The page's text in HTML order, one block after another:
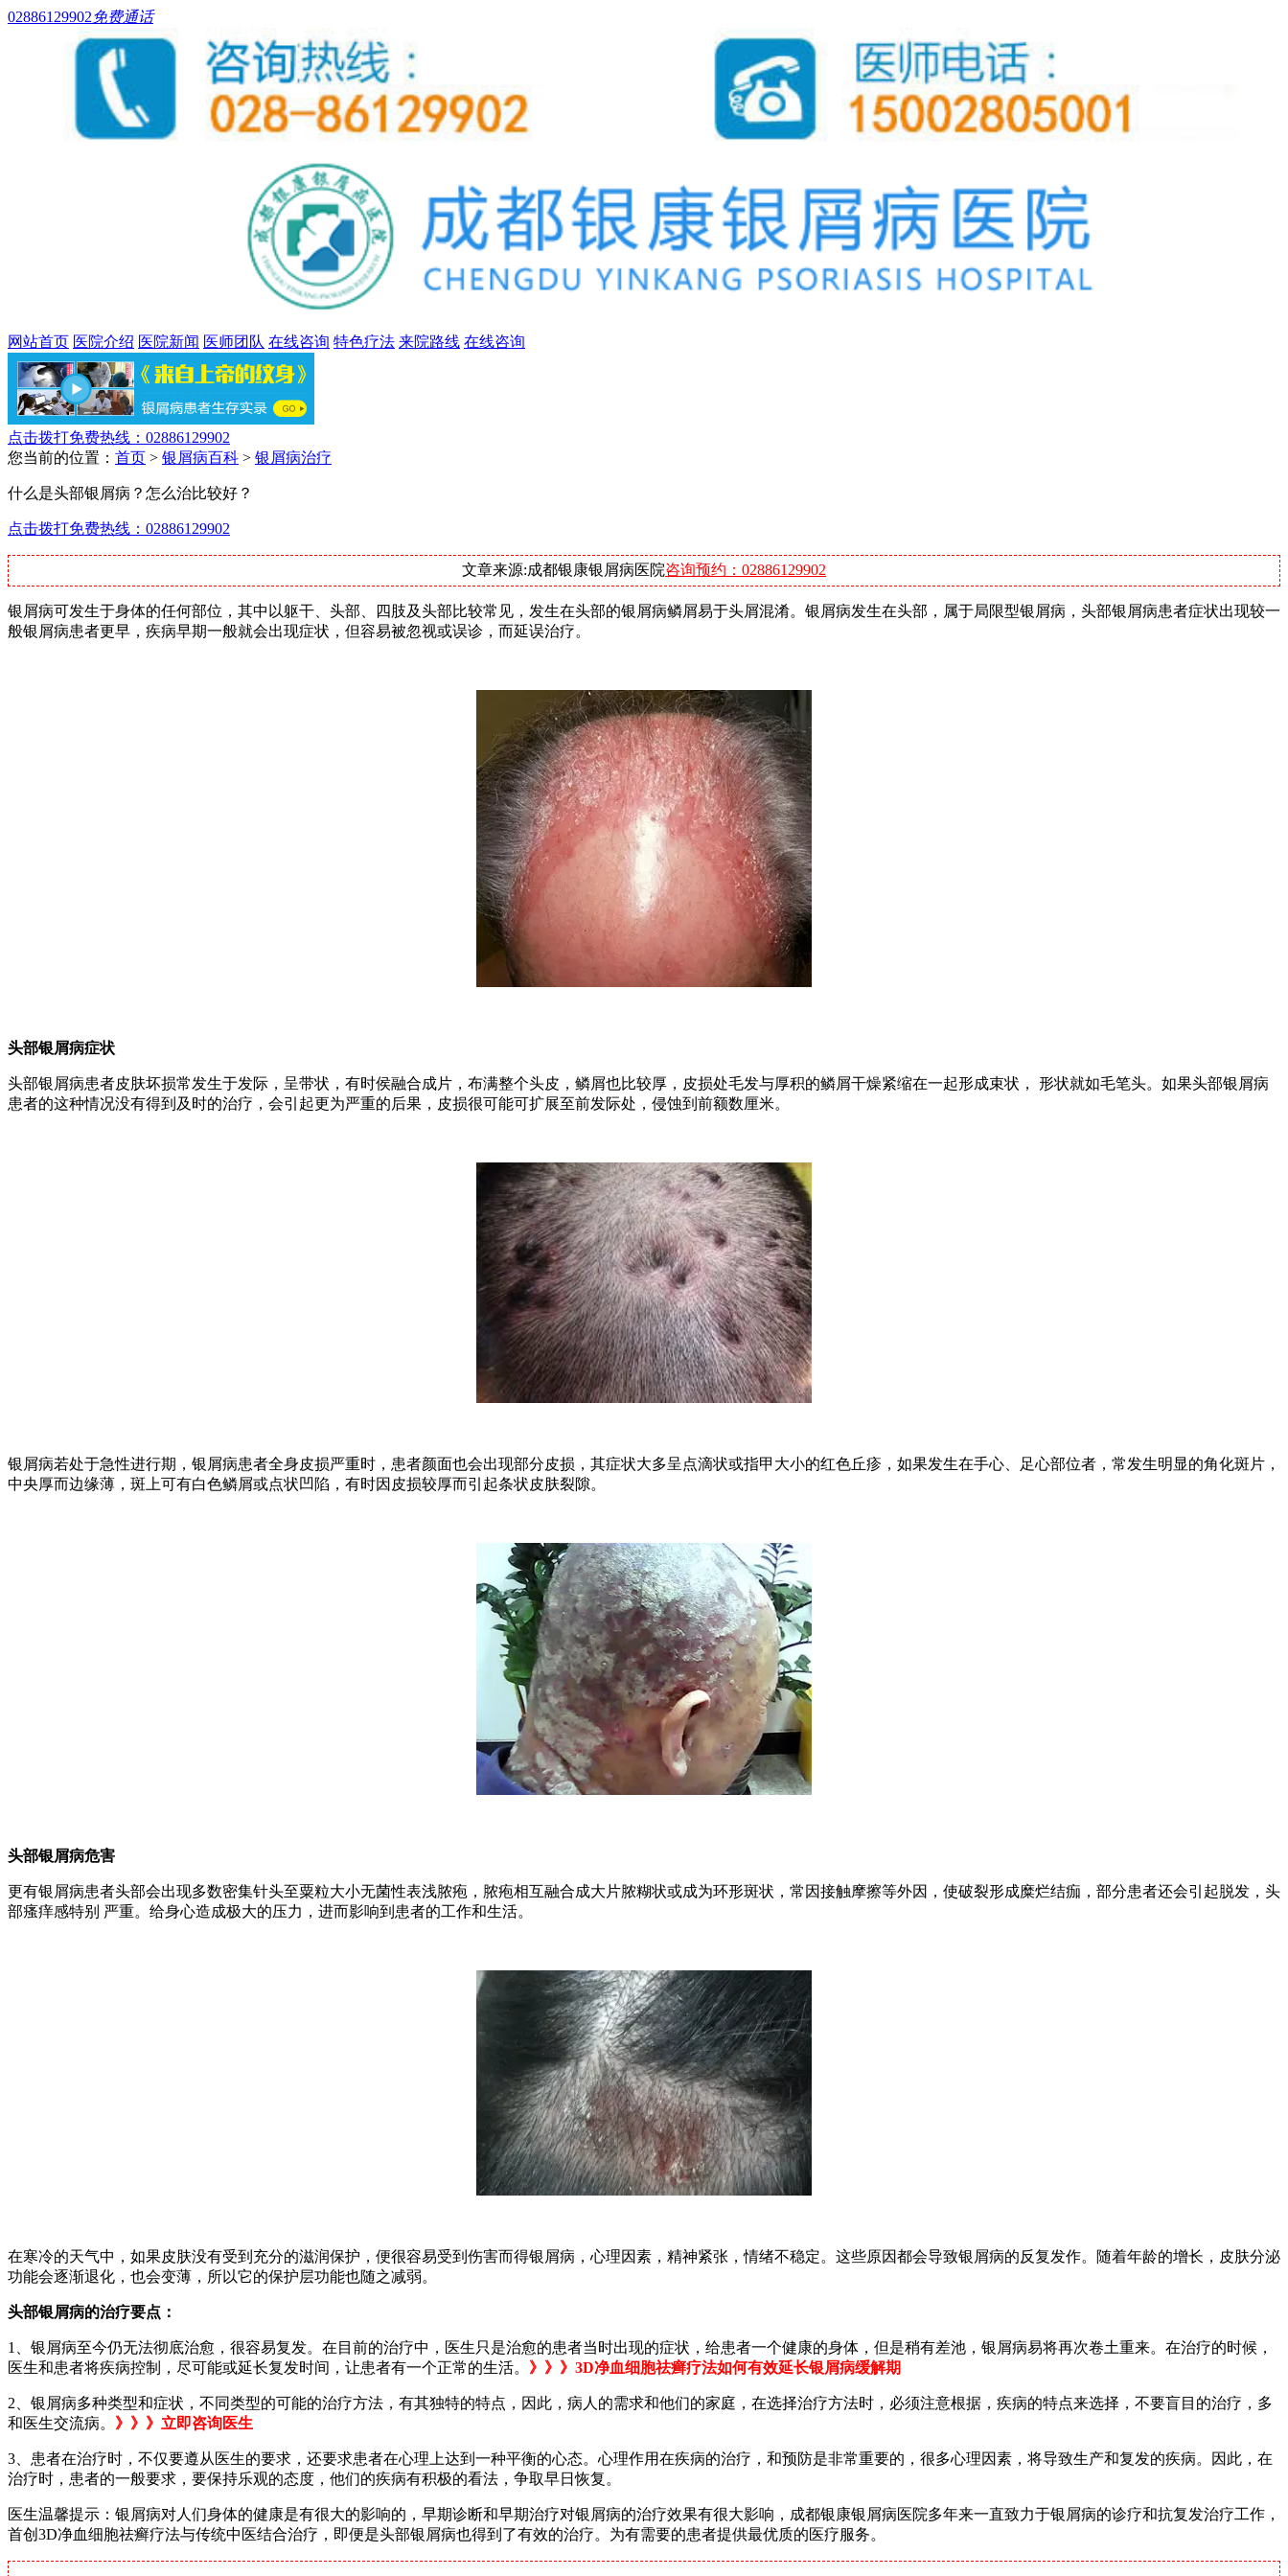
02886129902免费通话
网站首页 医院介绍 医院新闻 医师团队 在线咨询 特色疗法 来院路线 在线咨询
点击拨打免费热线：02886129902
您当前的位置： 首页 > 银屑病百科 > 银屑病治疗
什么是头部银屑病？怎么治比较好？
点击拨打免费热线：02886129902
文章来源:成都银康银屑病医院咨询预约：02886129902
银屑病可发生于身体的任何部位，其中以躯干、头部、四肢及头部比较常见，发生在头部的银屑病鳞屑易于头屑混淆。银屑病发生在头部，属于局限型银屑病，头部银屑病患者症状出现较一
般银屑病患者更早，疾病早期一般就会出现症状，但容易被忽视或误诊，而延误治疗。
头部银屑病症状
头部银屑病患者皮肤坏损常发生于发际，呈带状，有时侯融合成片，布满整个头皮，鳞屑也比较厚，皮损处毛发与厚积的鳞屑干燥紧缩在一起形成束状， 形状就如毛笔头。如果头部银屑病
患者的这种情况没有得到及时的治疗，会引起更为严重的后果，皮损很可能可扩展至前发际处，侵蚀到前额数厘米。
银屑病若处于急性进行期，银屑病患者全身皮损严重时，患者颜面也会出现部分皮损，其症状大多呈点滴状或指甲大小的红色丘疹，如果发生在手心、足心部位者，常发生明显的角化斑片，
中央厚而边缘薄，斑上可有白色鳞屑或点状凹陷，有时因皮损较厚而引起条状皮肤裂隙。
头部银屑病危害
更有银屑病患者头部会出现多数密集针头至粟粒大小无菌性表浅脓疱，脓疱相互融合成大片脓糊状或成为环形斑状，常因接触摩擦等外因，使破裂形成糜烂结痂，部分患者还会引起脱发，头
部瘙痒感特别 严重。给身心造成极大的压力，进而影响到患者的工作和生活。
在寒冷的天气中，如果皮肤没有受到充分的滋润保护，便很容易受到伤害而得银屑病，心理因素，精神紧张，情绪不稳定。这些原因都会导致银屑病的反复发作。随着年龄的增长，皮肤分泌
功能会逐渐退化，也会变薄，所以它的保护层功能也随之减弱。
头部银屑病的治疗要点：
1、银屑病至今仍无法彻底治愈，很容易复发。在目前的治疗中，医生只是治愈的患者当时出现的症状，给患者一个健康的身体，但是稍有差池，银屑病易将再次卷土重来。在治疗的时候，
医生和患者将疾病控制，尽可能或延长复发时间，让患者有一个正常的生活。 》》》3D净血细胞祛癣疗法如何有效延长银屑病缓解期
2、银屑病多种类型和症状，不同类型的可能的治疗方法，有其独特的特点，因此，病人的需求和他们的家庭，在选择治疗方法时，必须注意根据，疾病的特点来选择，不要盲目的治疗，多
和医生交流病。 》》》立即咨询医生
3、患者在治疗时，不仅要遵从医生的要求，还要求患者在心理上达到一种平衡的心态。心理作用在疾病的治疗，和预防是非常重要的，很多心理因素，将导致生产和复发的疾病。因此，在
治疗时，患者的一般要求，要保持乐观的态度，他们的疾病有积极的看法，争取早日恢复。
医生温馨提示：银屑病对人们身体的健康是有很大的影响的，早期诊断和早期治疗对银屑病的治疗效果有很大影响，成都银康银屑病医院多年来一直致力于银屑病的诊疗和抗复发治疗工作，
首创3D净血细胞祛癣疗法与传统中医结合治疗，即便是头部银屑病也得到了有效的治疗。为有需要的患者提供最优质的医疗服务。